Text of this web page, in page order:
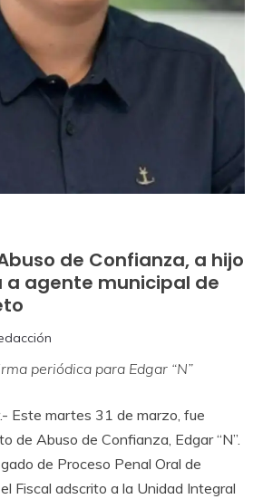
de Confianza, a hijo
agente municipal de
periódica para Edgar “N”
Este martes 31 de marzo, fue
de Abuso de Confianza, Edgar “N”.
de Proceso Penal Oral de
Fiscal adscrito a la Unidad Integral